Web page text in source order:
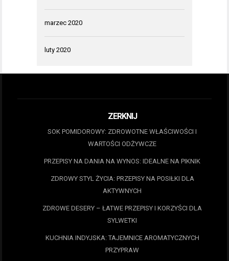
marzec 2020
luty 2020
ZERKNIJ
SOK POMIDOROWY: ZDROWOTNE WŁAŚCIWOŚCI I
WARTOŚCI ODŻYWCZE
PRZEPISY NA DANIA NA WYNOS: IDEALNE NA PIKNIK
ZDROWY STYL ŻYCIA: PRZEPISY NA POSIŁKI DLA
AKTYWNYCH
ZDROWE DESERY – ŁATWE PRZEPISY I KORZYŚCI DLA
SYLWETKI
KUCHNIA INDYJSKA: TAJEMNICE AROMATYCZNYCH
PRZYPRAW